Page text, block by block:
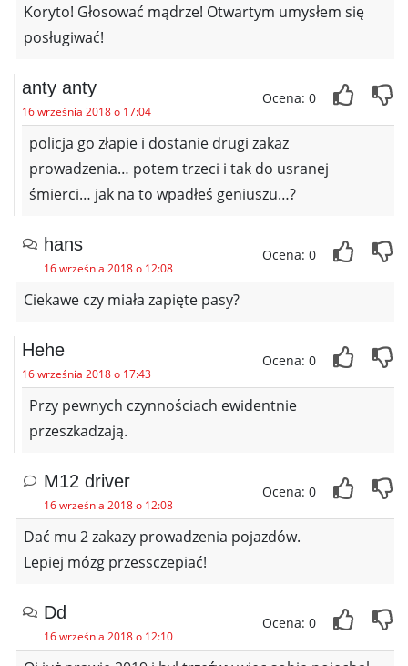
Koryto! Głosować mądrze! Otwartym umysłem się
posługiwać!
anty anty
16 września 2018 o 17:04
Ocena: 0
policja go złapie i dostanie drugi zakaz
prowadzenia… potem trzeci i tak do usranej
śmierci… jak na to wpadłeś geniuszu…?
hans
16 września 2018 o 12:08
Ocena: 0
Ciekawe czy miała zapięte pasy?
Hehe
16 września 2018 o 17:43
Ocena: 0
Przy pewnych czynnościach ewidentnie
przeszkadzają.
M12 driver
16 września 2018 o 12:08
Ocena: 0
Dać mu 2 zakazy prowadzenia pojazdów.
Lepiej mózg przessczepiać!
Dd
16 września 2018 o 12:10
Ocena: 0